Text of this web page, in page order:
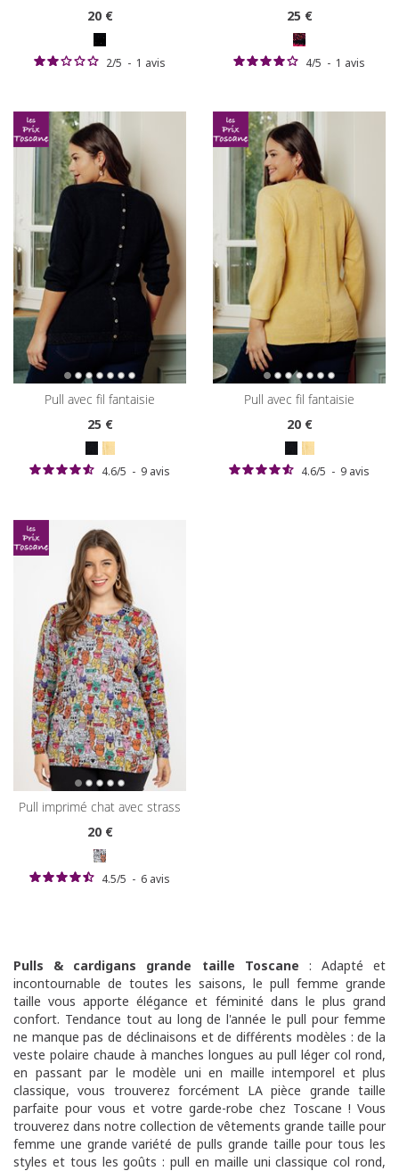
20€
2/5 - 1 avis
25€
4/5 - 1 avis
pull avec fil fantaisie
25€
4.6/5 - 9 avis
pull avec fil fantaisie
20€
4.6/5 - 9 avis
pull imprimé chat avec strass
20€
4.5/5 - 6 avis
Pulls & cardigans grande taille Toscane : Adapté et
incontournable de toutes les saisons, le pull femme grande
taille vous apporte élégance et féminité dans le plus grand
confort. Tendance tout au long de l'année le pull pour femme
ne manque pas de déclinaisons et de différents modèles : de la
veste polaire chaude à manches longues au pull léger col rond,
en passant par le modèle uni en maille intemporel et plus
classique, vous trouverez forcément LA pièce grande taille
parfaite pour vous et votre garde-robe chez Toscane ! Vous
trouverez dans notre collection de vêtements grande taille pour
femme une grande variété de pulls grande taille pour tous les
styles et tous les goûts : pull en maille uni classique col rond,